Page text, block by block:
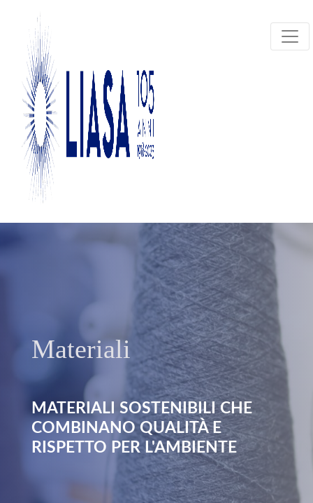
Materiali
MATERIALI SOSTENIBILI CHE
COMBINANO QUALITÀ E
RISPETTO PER L'AMBIENTE